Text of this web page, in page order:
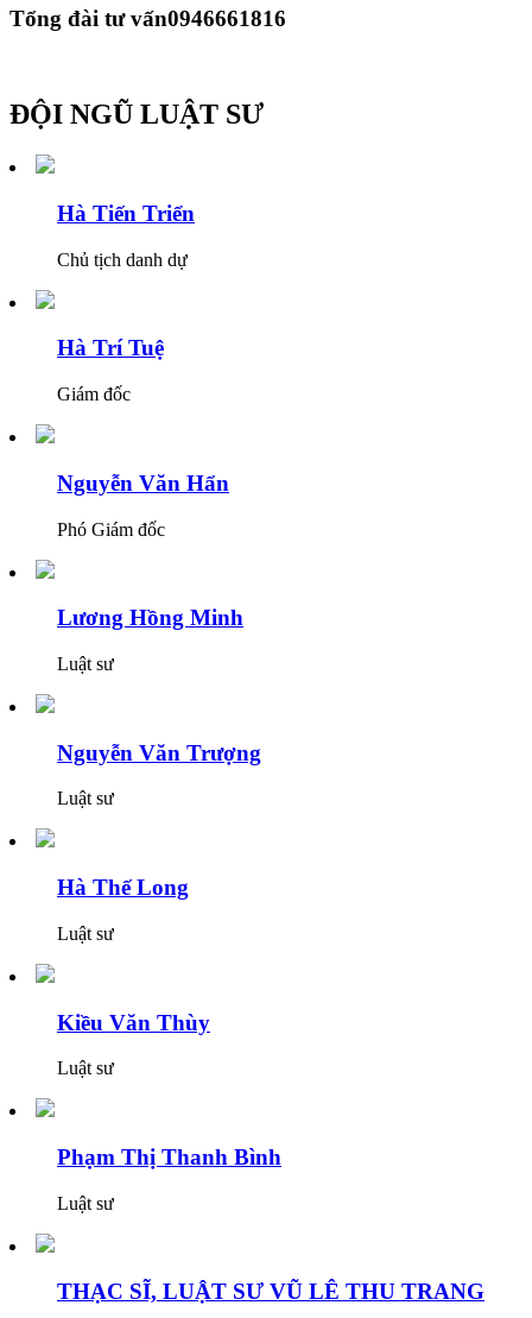
Tổng đài tư vấn0946661816
ĐỘI NGŨ LUẬT SƯ
Hà Tiến Triển
Chủ tịch danh dự
Hà Trí Tuệ
Giám đốc
Nguyễn Văn Hẩn
Phó Giám đốc
Lương Hồng Minh
Luật sư
Nguyễn Văn Trượng
Luật sư
Hà Thế Long
Luật sư
Kiều Văn Thùy
Luật sư
Phạm Thị Thanh Bình
Luật sư
THẠC SĨ, LUẬT SƯ VŨ LÊ THU TRANG